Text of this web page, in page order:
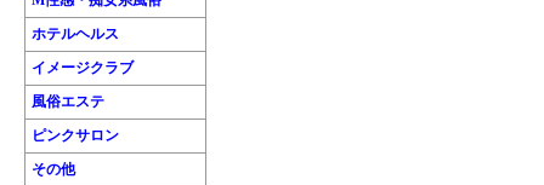
ホテルヘルス
イメージクラブ
風俗エステ
ピンクサロン
その他